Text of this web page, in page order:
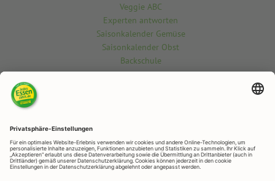
Veggie ABC
Experten antworten
Saisonkalender Gemüse
Saisonkalender Obst
Backschule
beantworten wir deine Fragen.
Kontaktiere uns hier